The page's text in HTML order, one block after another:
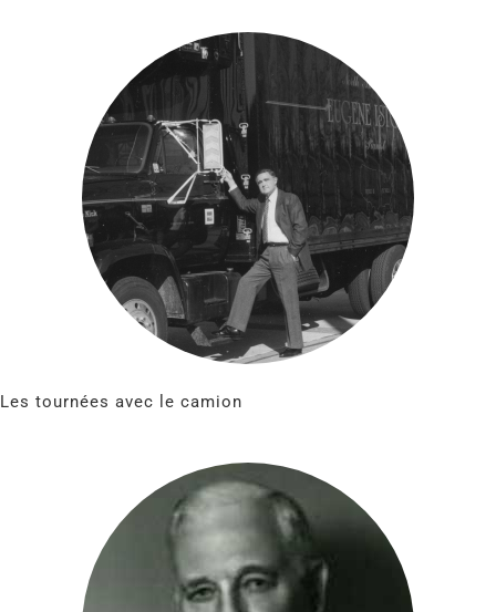
Les tournées avec le camion